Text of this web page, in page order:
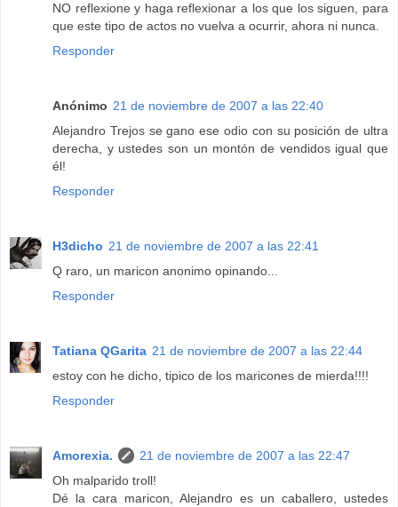
NO reflexione y haga reflexionar a los que los siguen, para
que este tipo de actos no vuelva a ocurrir, ahora ni nunca.
Responder
Anónimo 21 de noviembre de 2007 a las 22:40
Alejandro Trejos se gano ese odio con su posición de ultra
derecha, y ustedes son un montón de vendidos igual que
él!
Responder
H3dicho 21 de noviembre de 2007 a las 22:41
Q raro, un maricon anonimo opinando...
Responder
Tatiana QGarita 21 de noviembre de 2007 a las 22:44
estoy con he dicho, tipico de los maricones de mierda!!!!
Responder
Amorexia.
21 de noviembre de 2007 a las 22:47
Oh malparido troll!
Dé la cara maricon, Alejandro es un caballero, ustedes